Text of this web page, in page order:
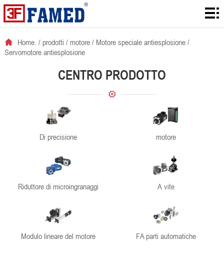
Home.
scaricamenti
Home. / prodotti / motore/ Motore speciale antiesplosione/
Servomotore antiesplosione
CENTRO PRODOTTO
Di precisione motore
Riduttore di microingranaggi A vite
Modulo lineare del motore FA parti automatiche